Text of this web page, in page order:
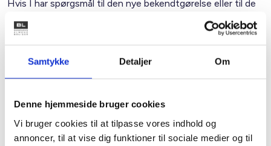
Samtykke Detaljer Om
Denne hjemmeside bruger cookies
Vi bruger cookies til at tilpasse vores indhold og
annoncer, til at vise dig funktioner til sociale medier og til
Hvis I har spørgsmål til den nye bekendtgørelse eller til de
nye maksimumsbeløb, så er I velkomne til at rette
henvendelse til cheføkonom Solveig Råberg Tingey på mail
srt@bl.dk.
Bent Madsen / Caroline Simone Evers